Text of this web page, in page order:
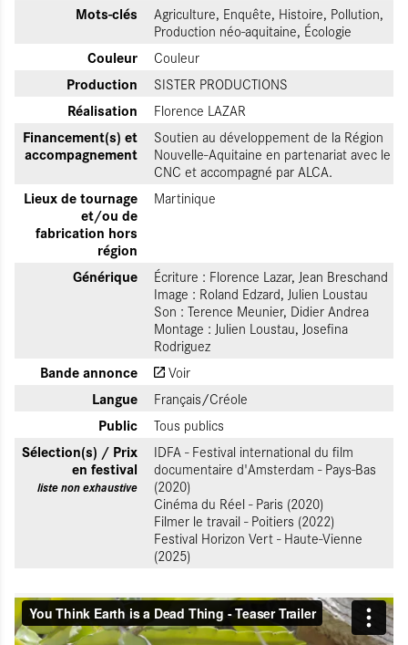
Mots-clés
Agriculture, Enquête, Histoire, Pollution,
Production néo-aquitaine, Écologie
Couleur Couleur
Production SISTER PRODUCTIONS
Réalisation Florence LAZAR
Financement(s) et
accompagnement
Soutien au développement de la Région
Nouvelle-Aquitaine en partenariat avec le
CNC et accompagné par ALCA.
Lieux de tournage
et/ou de
fabrication hors
région
Martinique
Générique
Écriture : Florence Lazar, Jean Breschand
Image : Roland Edzard, Julien Loustau
Son : Terence Meunier, Didier Andrea
Montage : Julien Loustau, Josefina
Rodriguez
Bande annonce Voir
Langue Français/Créole
Public Tous publics
Sélection(s) / Prix
en festival
liste non exhaustive
IDFA - Festival international du film
documentaire d'Amsterdam - Pays-Bas
(2020)
Cinéma du Réel - Paris (2020)
Filmer le travail - Poitiers (2022)
Festival Horizon Vert - Haute-Vienne
(2025)